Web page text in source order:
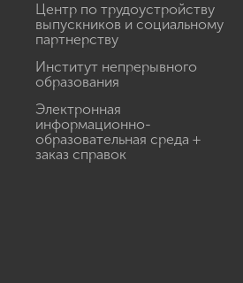
Центр по трудоустройству
выпускников и социальному
партнерству
Институт непрерывного
образования
Электронная
информационно-
образовательная среда +
заказ справок